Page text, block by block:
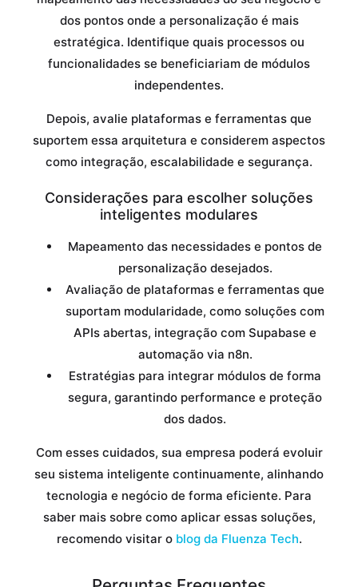
dos pontos onde a personalização é mais
estratégica. Identifique quais processos ou
funcionalidades se beneficiariam de módulos
independentes.
Depois, avalie plataformas e ferramentas que
suportem essa arquitetura e considerem aspectos
como integração, escalabilidade e segurança.
Considerações para escolher soluções
inteligentes modulares
Mapeamento das necessidades e pontos de
personalização desejados.
Avaliação de plataformas e ferramentas que
suportam modularidade, como soluções com
APIs abertas, integração com Supabase e
automação via n8n.
Estratégias para integrar módulos de forma
segura, garantindo performance e proteção
dos dados.
Com esses cuidados, sua empresa poderá evoluir
seu sistema inteligente continuamente, alinhando
tecnologia e negócio de forma eficiente. Para
saber mais sobre como aplicar essas soluções,
recomendo visitar o blog da Fluenza Tech.